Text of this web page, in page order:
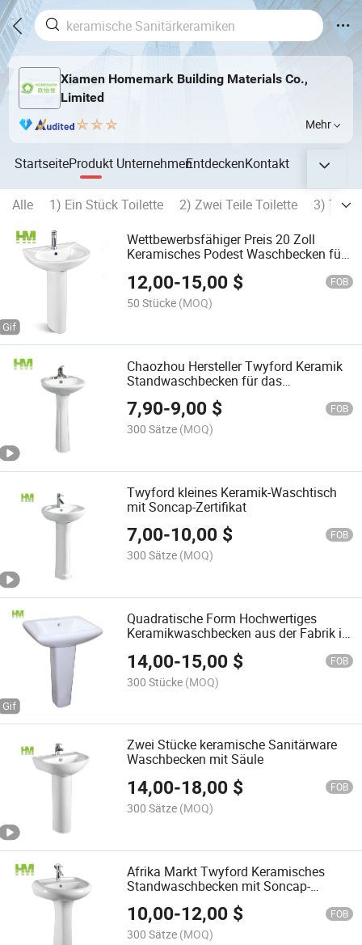
Xiamen Homemark Building Materials Co.,
Limited
Mehr
StartseiteProdukt UnternehmenEntdeckenKontakt
Alle 1) Ein Stück Toilette 2) Zwei Teile Toilette
3)
Wettbewerbsfähiger Preis 20 Zoll
Keramisches Podest Waschbecken für
12,00-15,00 $ FOB
50 Stücke (MOQ)
Chaozhou Hersteller Twyford Keramik
Standwaschbecken für das
7,90-9,00 $ FOB
300 Sätze (MOQ)
Twyford kleines Keramik-Waschtisch
mit Soncap-Zertifikat
7,00-10,00 $ FOB
300 Sätze (MOQ)
Quadratische Form Hochwertiges
Keramikwaschbecken aus der Fabrik in
14,00-15,00 $ FOB
300 Stücke (MOQ)
Zwei Stücke keramische Sanitärware
Waschbecken mit Säule
14,00-18,00 $ FOB
300 Sätze (MOQ)
Afrika Markt Twyford Keramisches
Standwaschbecken mit Soncap-
10,00-12,00 $ FOB
300 Sätze (MOQ)